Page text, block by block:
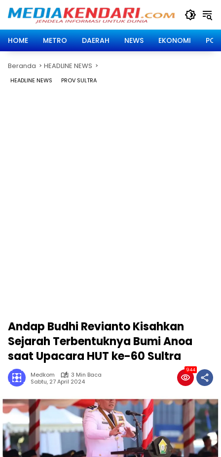
HOME
METRO DAERAH NEWS EKONOMI
Beranda HEADLINE NEWS
HEADLINE NEWS PROV SULTRA
Andap Budhi Revianto Kisahkan
Sejarah Terbentuknya Bumi Anoa
saat Upacara HUT ke-60 Sultra
Medkom
3 Min Baca
Sabtu, 27 April 2024
944